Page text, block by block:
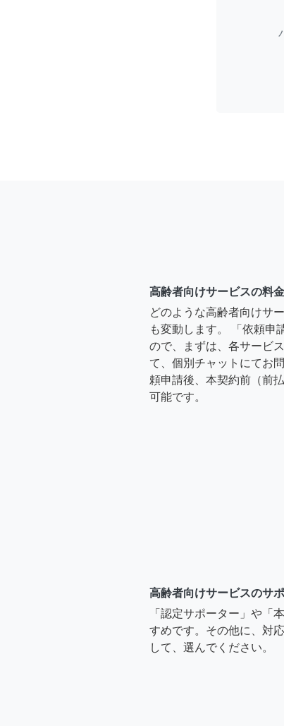
高齢者向けサービスの料
どのような高齢者向けサ
も変動します。 「依頼申
ので、まずは、各サービ
て、個別チャットにてお
頼申請後、本契約前（前
可能です。
高齢者向けサービスのサ
「認定サポーター」や「
すめです。その他に、対
して、選んでください。